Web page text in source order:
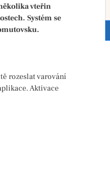
vteřin
Systém se
rozeslat varování
Aktivace